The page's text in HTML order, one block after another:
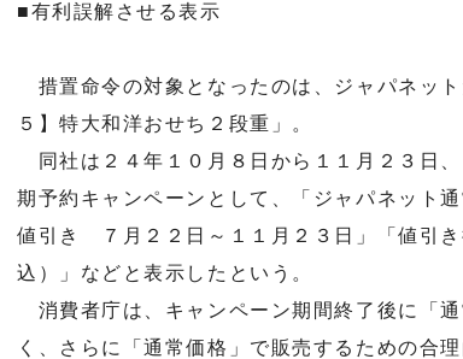
■有利誤解させる表示
措置命令の対象となったのは、ジャパネット
５】特大和洋おせち２段重」。
同社は２４年１０月８日から１１月２３日
期予約キャンペーンとして、「ジャパネット
値引き ７月２２日～１１月２３日」「値引
込）」などと表示したという。
消費者庁は、キャンペーン期間終了後に「
く、さらに「通常価格」で販売するための合